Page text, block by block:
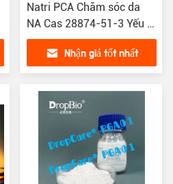
Natri PCA Chăm sóc da
NA Cas 28874-51-3 Yếu tố
dưỡng ẩm tự nhiên
Nhận giá tốt nhất